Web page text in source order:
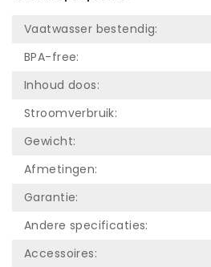
Vaatwasser bestendig:
BPA-free:
Inhoud doos:
Stroomverbruik:
Gewicht:
Afmetingen:
Garantie:
Andere specificaties:
Accessoires: